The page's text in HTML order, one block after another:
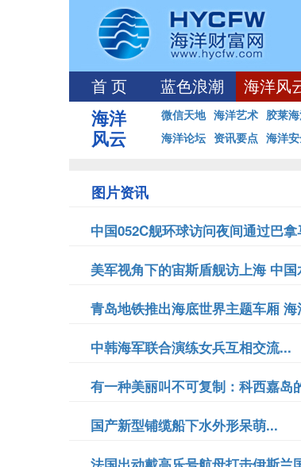
首 页 蓝色浪潮 海洋风
海洋
风云
微信天地 海洋艺术 胶莱
海洋论坛 资讯要点 海洋
图片资讯
中国052C舰环球访问夜间通过巴
美军视角下的宙斯盾舰访上海 中
青岛地铁推出海底世界主题车厢
中韩海军联合演练女兵互相交流...
有一种美丽叫不可复制：科西嘉岛
国产新型铺缆船下水外形呆萌...